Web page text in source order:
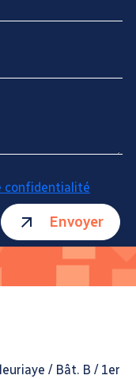
confidentialité
Envoyer
/ Bât. B / 1er